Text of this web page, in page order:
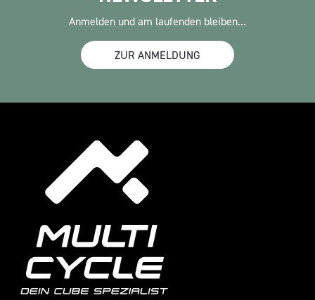
Anmelden und am laufenden bleiben...
ZUR ANMELDUNG